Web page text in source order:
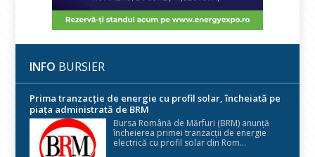
INFO BURSIER
Prima tranzacție de energie cu profil solar, încheiată pe
piața administrată de BRM
Bursa Română de Mărfuri (BRM) anunță
încheierea primei tranzacții de energie
electrică cu profil solar din Rom...